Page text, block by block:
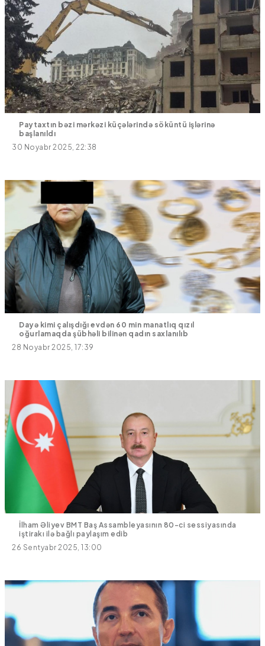
Paytaxtın bəzi mərkəzi küçələrində söküntü işlərinə
başlanıldı
30 Noyabr 2025, 22:38
Dayə kimi çalışdığı evdən 60 min manatlıq qızıl
oğurlamaqda şübhəli bilinən qadın saxlanılıb
28 Noyabr 2025, 17:39
İlham Əliyev BMT Baş Assambleyasının 80-ci sessiyasında
iştirakı ilə bağlı paylaşım edib
26 Sentyabr 2025, 13:00